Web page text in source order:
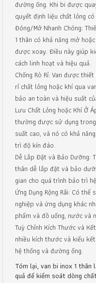
đường ống. Khi bi được
quyết định liệu chất lỏng
Đóng/Mở Nhanh Chóng:
1 thân có khả năng mở
được xoay. Điều này giúp
cách linh hoạt và hiệu quả.
Chống Rò Rỉ: Van được
rỉ chất lỏng hoặc khí qua
bảo an toàn và hiệu suất
Lưu Chất Lỏng hoặc Khí Ở
thường được sử dụng
suất cao, và nó có khả
trì độ kín đáo.
Dễ Lắp Đặt và Bảo Dưỡng:
thân dễ lắp đặt và bảo
gian cho quá trình bảo trì
Ứng Dụng Rộng Rãi: Có
nghiệp và ứng dụng khác
phẩm và đồ uống, nước và
Tuỳ Chỉnh Kích Thước và
nhiều kích thước và kiểu
hệ thống và đường ống.
Tóm lại, van bi inox 1 thân
quả để kiểm soát dòng